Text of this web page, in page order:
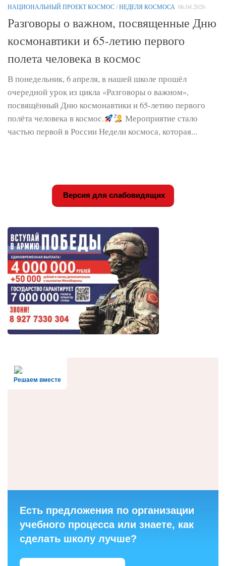
НАЦИОНАЛЬНЫЙ ПРОЕКТ КОСМОС/НЕДЕЛЯ КОСМОСА 06.04.2026
Разговоры о важном, посвященные Дню
космонавтики и 65-летию первого
полета человека в космос
В понедельник, 6 апреля, в нашей школе прошёл
очередной урок из цикла «Разговоры о важном»,
посвящённый Дню космонавтики и 65-летию первого
полёта человека в космос.
Мероприятие стало
частью первой в России Недели космоса, которая...
Версия для слабовидящих
Решаем вместе
Есть предложения по организации
учебного процесса или знаете, как
сделать школу лучше?